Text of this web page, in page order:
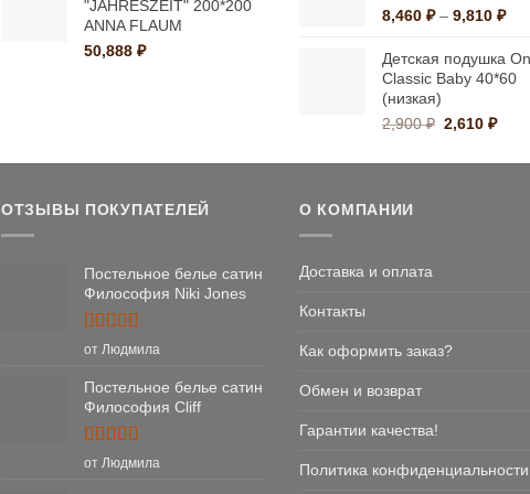
–
"JAHRESZEIT" 200*200
ANNA FLAUM
50,888 ₽
8,460 ₽ – 9,810 ₽
–
Детская подушка
Classic Baby 40*60
(низкая)
2,900₽
составляла
2,610₽
ОТЗЫВЫ ПОКУПАТЕЛЕЙ
Постельное белье сатин
Философия Niki Jones
Оценка5
от Людмила
Постельное белье сатин
Философия Cliff
Оценка5
от Людмила
О КОМПАНИИ
Доставка и оплата
Контакты
Как оформить заказ?
Обмен и возврат
Гарантии качества!
Политика конфиденциальности